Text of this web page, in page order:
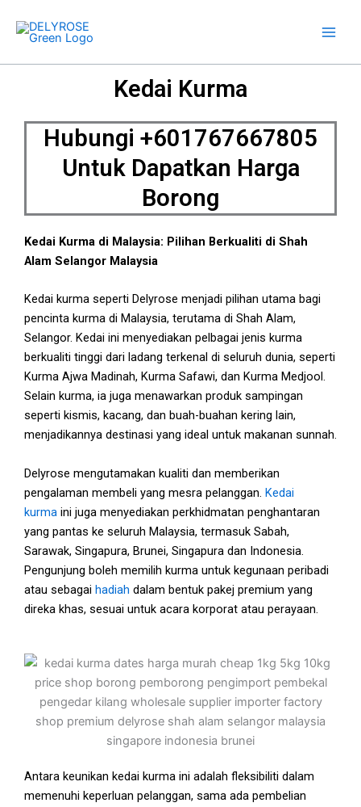
content
Kedai Kurma
Hubungi +601767667805
Untuk Dapatkan Harga
Borong
Kedai Kurma di Malaysia: Pilihan Berkualiti di Shah
Alam Selangor Malaysia
Kedai kurma seperti Delyrose menjadi pilihan utama bagi
pencinta kurma di Malaysia, terutama di Shah Alam,
Selangor. Kedai ini menyediakan pelbagai jenis kurma
berkualiti tinggi dari ladang terkenal di seluruh dunia, seperti
Kurma Ajwa Madinah, Kurma Safawi, dan Kurma Medjool.
Selain kurma, ia juga menawarkan produk sampingan
seperti kismis, kacang, dan buah-buahan kering lain,
menjadikannya destinasi yang ideal untuk makanan sunnah.
Delyrose mengutamakan kualiti dan memberikan
pengalaman membeli yang mesra pelanggan. Kedai
kurma ini juga menyediakan perkhidmatan penghantaran
yang pantas ke seluruh Malaysia, termasuk Sabah,
Sarawak, Singapura, Brunei, Singapura dan Indonesia.
Pengunjung boleh memilih kurma untuk kegunaan peribadi
atau sebagai hadiah dalam bentuk pakej premium yang
direka khas, sesuai untuk acara korporat atau perayaan.
Antara keunikan kedai kurma ini adalah fleksibiliti dalam
memenuhi keperluan pelanggan, sama ada pembelian